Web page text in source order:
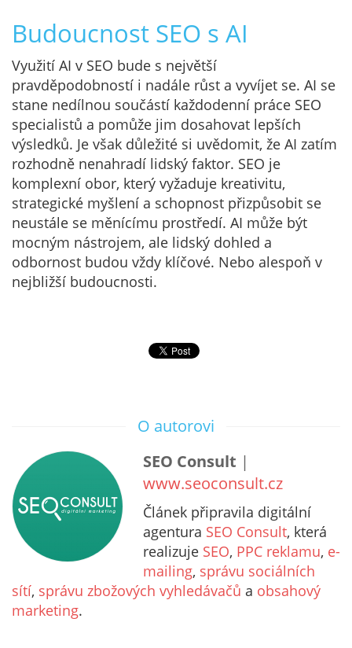
Budoucnost SEO s AI
Využití AI v SEO bude s největší
pravděpodobností i nadále růst a vyvíjet se. AI se
stane nedílnou součástí každodenní práce SEO
specialistů a pomůže jim dosahovat lepších
výsledků. Je však důležité si uvědomit, že AI zatím
rozhodně nenahradí lidský faktor. SEO je
komplexní obor, který vyžaduje kreativitu,
strategické myšlení a schopnost přizpůsobit se
neustále se měnícímu prostředí. AI může být
mocným nástrojem, ale lidský dohled a
odbornost budou vždy klíčové. Nebo alespoň v
nejbližší budoucnosti.
O autorovi
SEO Consult |
www.seoconsult.cz
Článek připravila digitální
agentura SEO Consult, která
realizuje SEO, PPC reklamu, e-
mailing, správu sociálních
sítí, správu zbožových vyhledávačů a obsahový
marketing.